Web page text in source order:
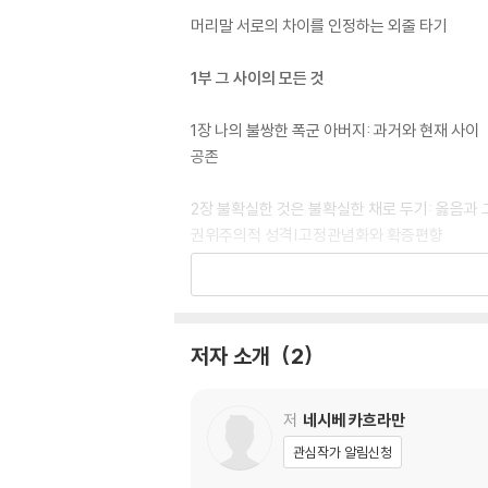
머리말 서로의 차이를 인정하는 외줄 타기
1부 그 사이의 모든 것
1장 나의 불쌍한 폭군 아버지: 과거와 현재 사이
공존
2장 불확실한 것은 불확실한 채로 두기: 옳음과
권위주의적 성격|고정관념화와 확증편향
4장 모든 소아성애자가 성폭행범일까: 의견과 의
5장 세상이 정의롭다는 믿음은 위험하다: 중간 지
내적 갈등|정의로운 세상
저자 소개 2
저 네시베 카흐라만
관심작가 알림신청